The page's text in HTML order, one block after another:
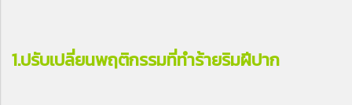
1.ปรับเปลี่ยนพฤติกรรมที่ทำร้ายริมฝีปาก